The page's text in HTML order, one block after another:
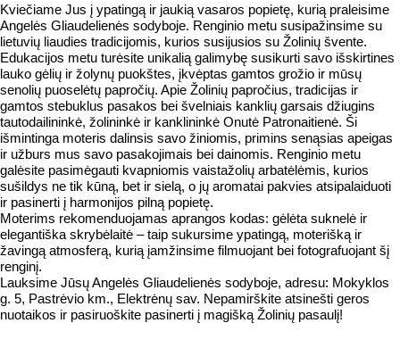
Kviečiame Jus į ypatingą ir jaukią vasaros popietę, kurią praleisime
Angelės Gliaudelienės sodyboje. Renginio metu susipažinsime su
lietuvių liaudies tradicijomis, kurios susijusios su Žolinių švente.
Edukacijos metu turėsite unikalią galimybę susikurti savo išskirtines
lauko gėlių ir žolynų puokštes, įkvėptas gamtos grožio ir mūsų
senolių puoselėtų papročių. Apie Žolinių papročius, tradicijas ir
gamtos stebuklus pasakos bei švelniais kanklių garsais džiugins
tautodailininkė, žolininkė ir kanklininkė Onutė Patronaitienė. Ši
išmintinga moteris dalinsis savo žiniomis, primins senąsias apeigas
ir užburs mus savo pasakojimais bei dainomis. Renginio metu
galėsite pasimėgauti kvapniomis vaistažolių arbatėlėmis, kurios
sušildys ne tik kūną, bet ir sielą, o jų aromatai pakvies atsipalaiduoti
ir pasinerti į harmonijos pilną popietę.
Moterims rekomenduojamas aprangos kodas: gėlėta suknelė ir
elegantiška skrybėlaitė – taip sukursime ypatingą, moterišką ir
žavingą atmosferą, kurią įamžinsime filmuojant bei fotografuojant šį
renginį.
Lauksime Jūsų Angelės Gliaudelienės sodyboje, adresu: Mokyklos
g. 5, Pastrėvio km., Elektrėnų sav. Nepamirškite atsinešti geros
nuotaikos ir pasiruoškite pasinerti į magišką Žolinių pasaulį!